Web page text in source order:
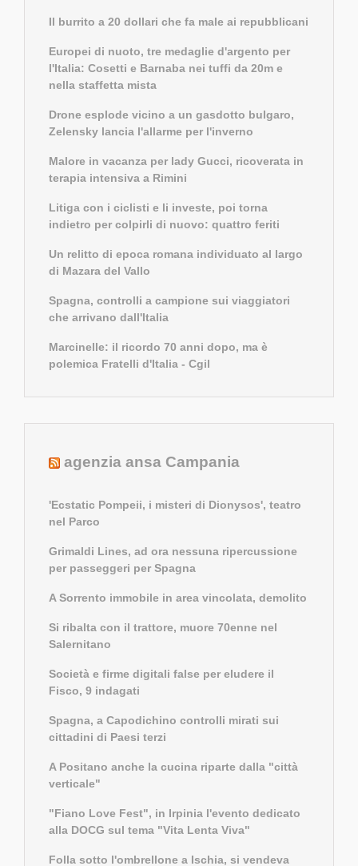
Il burrito a 20 dollari che fa male ai repubblicani
Europei di nuoto, tre medaglie d'argento per
l'Italia: Cosetti e Barnaba nei tuffi da 20m e
nella staffetta mista
Drone esplode vicino a un gasdotto bulgaro,
Zelensky lancia l'allarme per l'inverno
Malore in vacanza per lady Gucci, ricoverata in
terapia intensiva a Rimini
Litiga con i ciclisti e li investe, poi torna
indietro per colpirli di nuovo: quattro feriti
Un relitto di epoca romana individuato al largo
di Mazara del Vallo
Spagna, controlli a campione sui viaggiatori
che arrivano dall'Italia
Marcinelle: il ricordo 70 anni dopo, ma è
polemica Fratelli d'Italia - Cgil
agenzia ansa Campania
'Ecstatic Pompeii, i misteri di Dionysos', teatro
nel Parco
Grimaldi Lines, ad ora nessuna ripercussione
per passeggeri per Spagna
A Sorrento immobile in area vincolata, demolito
Si ribalta con il trattore, muore 70enne nel
Salernitano
Società e firme digitali false per eludere il
Fisco, 9 indagati
Spagna, a Capodichino controlli mirati sui
cittadini di Paesi terzi
A Positano anche la cucina riparte dalla "città
verticale"
"Fiano Love Fest", in Irpinia l'evento dedicato
alla DOCG sul tema "Vita Lenta Viva"
Folla sotto l'ombrellone a Ischia, si vendeva